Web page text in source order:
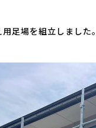
足場を組立しました。